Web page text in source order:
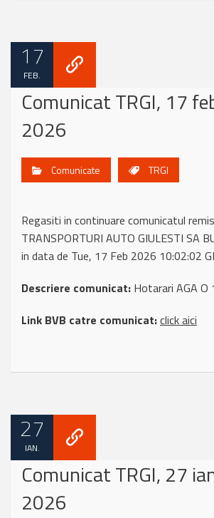
17
FEB.
Comunicat TRGI, 17
2026
Comunicate TRGI
Regasiti in continuare comunicatul
TRANSPORTURI AUTO GIULESTI SA
in data de Tue, 17 Feb 2026 10:02:02
Descriere comunicat: Hotarari AGA O
Link BVB catre comunicat:click aici
27
IAN.
Comunicat TRGI, 27
2026